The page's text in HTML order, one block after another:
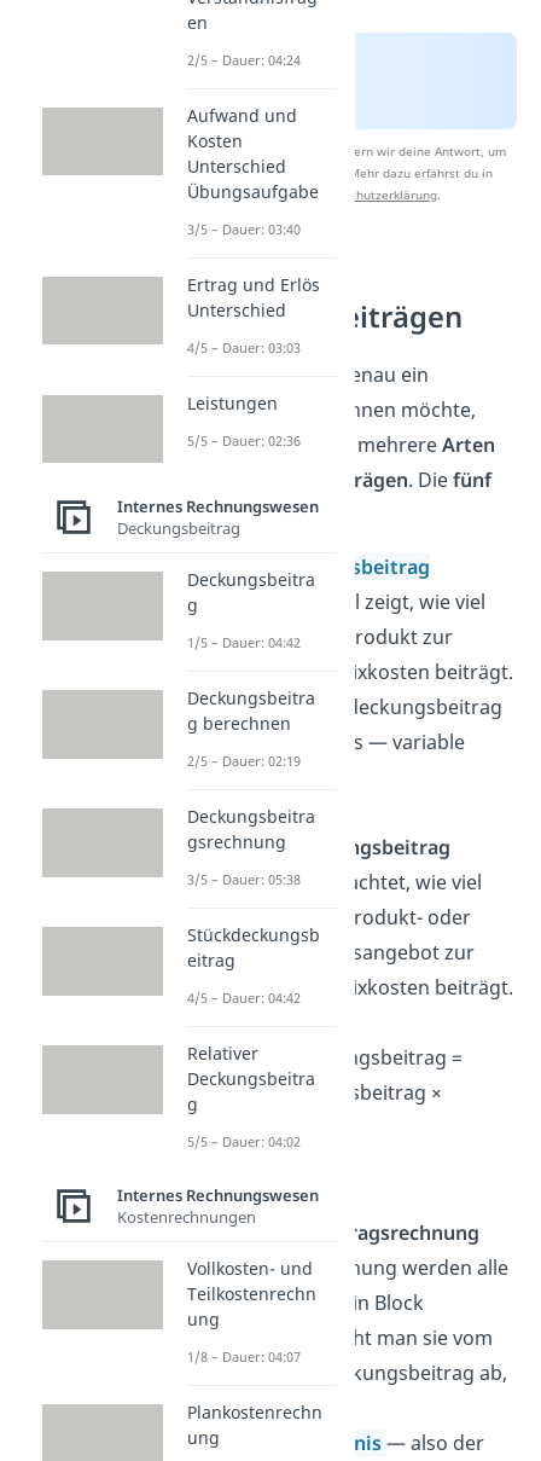
Nach Beantwortung speichern wir deine Antwort, um
Studyflix zu verbessern. Mehr dazu erfährst du in
unsererDatenschutzerklärung
Arten von
Deckungsbeiträgen
Je nachdem, wie genau ein
Unternehmen rechnen möchte,
unterscheidest du mehrereArten
Deckungsbeiträgen. Diefünf
wichtigsten sind:
Stückdeckungsbeitrag
Diese Kennzahl zeigt, wie viel
ein einzelnes Produkt zur
Deckung der Fixkosten beiträgt.
Formel:Stückdeckungsbeitrag
= Verkaufspreis — variable
Gesamtdeckungsbeitrag
Hier wird betrachtet, wie viel
das gesamte Produkt- oder
Dienstleistungsangebot zur
Deckung der Fixkosten beiträgt.
Gesamtdeckungsbeitrag =
Stückdeckungsbeitrag ×
Einstufige
Deckungsbeitragsrechnung
In dieser Rechnung werden alle
Fixkosten als ein Block
betrachtet. Zieht man sie vom
gesamten Deckungsbeitrag ab,
ergibt sich das
Betriebsergebnis— also der
en
2/5 – Dauer: 04:24
Aufwand und
Kosten
Unterschied
Übungsaufgabe
3/5 – Dauer: 03:40
Ertrag und Erlös
Unterschied
4/5 – Dauer: 03:03
Leistungen
5/5 – Dauer: 02:36
Internes Rechnungswesen
Deckungsbeitrag
Deckungsbeitra
g
1/5 – Dauer: 04:42
Deckungsbeitra
g berechnen
2/5 – Dauer: 02:19
Deckungsbeitra
gsrechnung
3/5 – Dauer: 05:38
Stückdeckungsb
eitrag
4/5 – Dauer: 04:42
Relativer
Deckungsbeitra
g
5/5 – Dauer: 04:02
Internes Rechnungswesen
Kostenrechnungen
Vollkosten- und
Teilkostenrechn
ung
1/8 – Dauer: 04:07
Plankostenrechn
ung